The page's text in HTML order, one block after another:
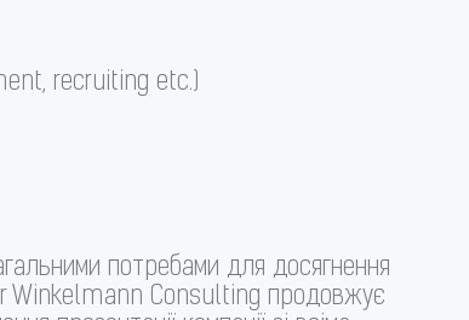
recruiting etc.)
потребами для досягнення
Winkelmann Consulting продовжує